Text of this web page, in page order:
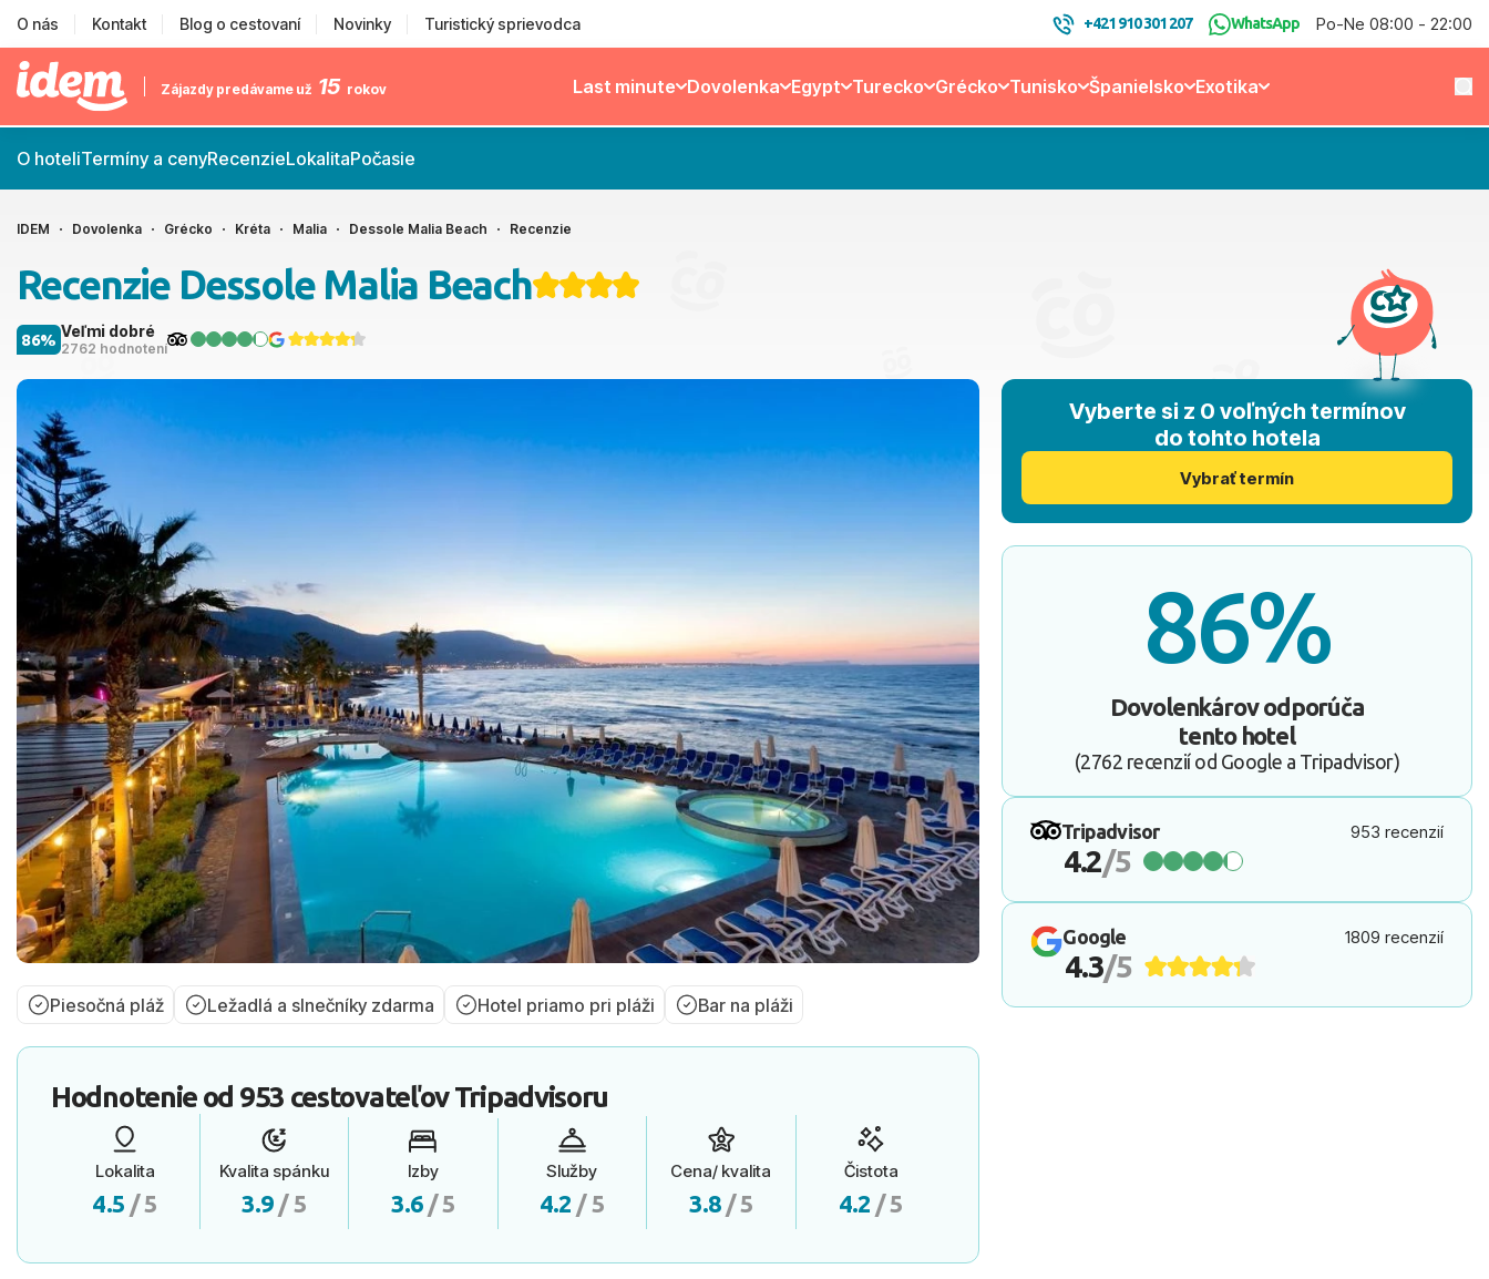
O nás Kontakt Blog o cestovaní Novinky Turistický sprievodca +421 910 301 207 WhatsApp Po-Ne 08:00 - 22:00
Zájazdy predávame už 15 rokov Last minute Dovolenka Egypt Turecko Grécko Tunisko Španielsko Exotika
O hoteliTermíny a cenyRecenzieLokalitaPočasie
IDEM Dovolenka Grécko Kréta Malia Dessole Malia Beach Recenzie
Recenzie Dessole Malia Beach
Veľmi dobré
2762 hodnotení
86%
Piesočná pláž Ležadlá a slnečníky zdarma Hotel priamo pri pláži Bar na pláži
Vyberte si z 0 voľných termínov
do tohto hotela
Vybrať termín
86%
Dovolenkárov odporúča
tento hotel
(2762 recenzií od Google a Tripadvisor)
Tripadvisor 953 recenzií
4.2/5
Google 1809 recenzií
4.3/5
Hodnotenie od 953 cestovateľovTripadvisoru
Lokalita
4.5 / 5
Kvalita spánku
3.9 / 5
Izby
3.6 / 5
Služby
4.2 / 5
Cena/ kvalita
3.8 / 5
Čistota
4.2 / 5